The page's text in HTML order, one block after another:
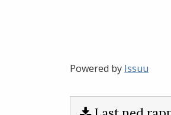
Powered by Issuu